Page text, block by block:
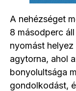
A nehézséget
8 másodperc
nyomást
agytorna, ahol
bonyolultsága
gondolkodást,